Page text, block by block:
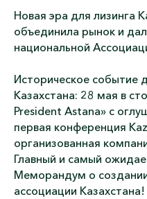
Новая эра для лизинга
объединила рынок и
национальной
Историческое событие
Казахстана: 28 мая в
President Astana» с
первая конференция
организованная
Главный и самый
Меморандум о
ассоциации